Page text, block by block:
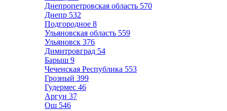
Днепропетровская область 570
Днепр 532
Подгородное 8
Ульяновская область 559
Ульяновск 376
Димитровград 54
Барыш 9
Чеченская Республика 553
Грозный 399
Гудермес 46
Аргун 37
Ош 546